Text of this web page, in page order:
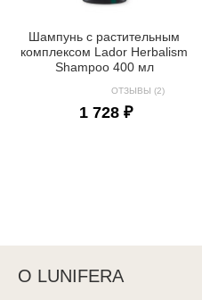
Шампунь с растительным
комплексом Lador Herbalism
Shampoo 400 мл
ОТЗЫВЫ (2)
1 728 ₽
О LUNIFERA